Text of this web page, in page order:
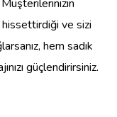
hissettirdiği ve sizi
hem sadık
güçlendirirsiniz.